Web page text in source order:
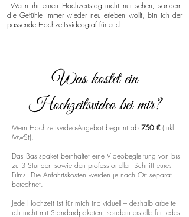
Wenn ihr euren Hochzeitstag nicht nur sehen, sondern
die Gefühle immer wieder neu erleben wollt, bin ich der
passende Hochzeitsvideograf für euch.
Was kostet ein
Hochzeitsvideo bei mir?
Mein Hochzeitsvideo-Angebot beginnt ab 750 € (inkl.
MwSt).
Das Basispaket beinhaltet eine Videobegleitung von bis
zu 3 Stunden sowie den professionellen Schnitt eures
Films. Die Anfahrtskosten werden je nach Ort separat
berechnet.
Jede Hochzeit ist für mich individuell – deshalb arbeite
ich nicht mit Standardpaketen, sondern erstelle für jedes